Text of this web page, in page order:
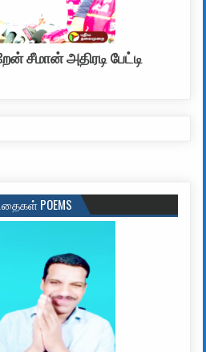
சீமான் அதிரடி பேட்டி
POEMS